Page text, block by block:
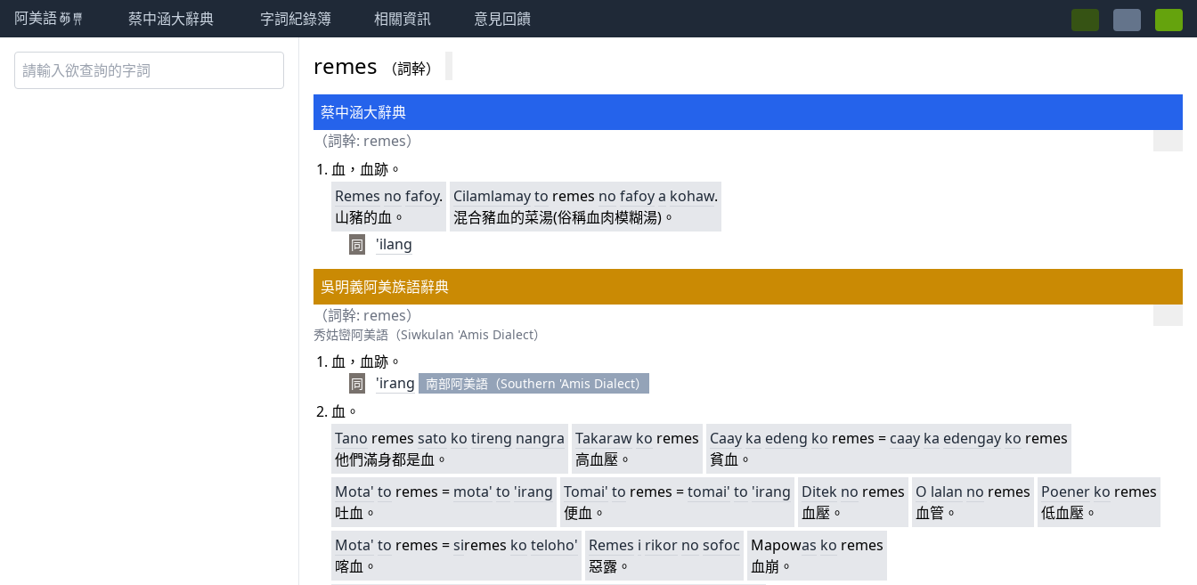
阿美語萌典 蔡中涵大辭典 字詞紀錄簿 相關資訊 意見回饋
remes （詞幹）
蔡中涵大辭典
（詞幹: remes）
血，血跡。
Remes no fafoy.
山豬的血。
Cilamlamayto remes no fafoya kohaw.
混合豬血的菜湯(俗稱血肉模糊湯)。
同 'ilang
吳明義阿美族語辭典
（詞幹: remes）
秀姑巒阿美語（Siwkulan 'Amis Dialect）
血，血跡。
同 'irang 南部阿美語（Southern 'Amis Dialect）
血。
Tano remes sato ko tireng nangra
他們滿身都是血。
Takaraw ko remes
高血壓。
Caay ka edeng ko remes = caay ka edengay ko remes
貧血。
Mota' to remes = mota' to 'irang
吐血。
Tomai' to remes =tomai' to 'irang
便血。
Ditek no remes
血壓。
O lalan no remes
血管。
Poener ko remes
低血壓。
Mota' to remes =siremes ko teloho'
喀血。
Remes i rikor no sofoc
惡露。
Mapowas ko remes
血崩。